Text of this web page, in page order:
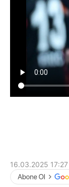
16.03.2025 17:27